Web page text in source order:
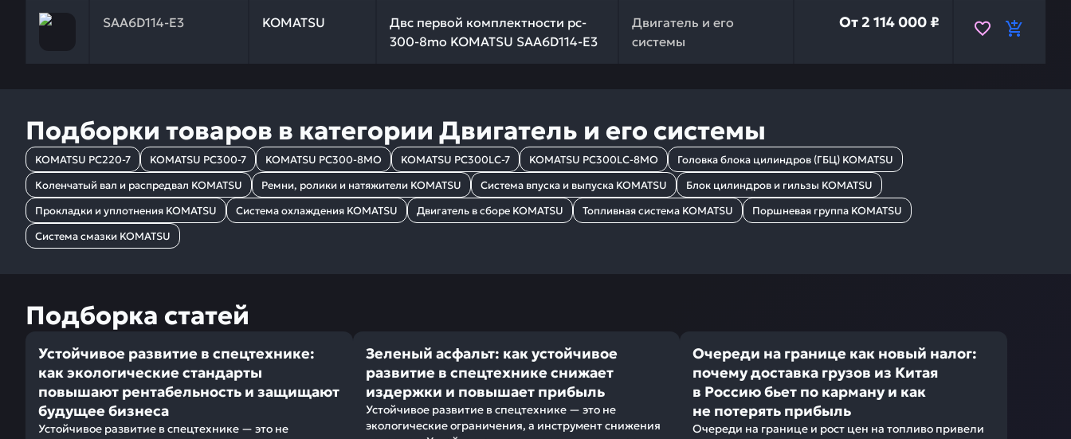
SAA6D114-E3 KOMATSU
Двс первой комплектности pc-
300-8mo KOMATSU SAA6D114-E3
Двигатель и его
системы
Заказывая запчасти у нас, вы получаете гарантию качества и профессиональный подбор. Двс первой комплектности pc-300-8mo KOMATSU SAA6D114-E3 —
От2 114 000 ₽
Подборки товаров в категории Двигатель и его системы
KOMATSU PC220-7 KOMATSU PC300-7 KOMATSU PC300-8MO KOMATSU PC300LC-7 KOMATSU PC300LC-8MO
Головка блока цилиндров (ГБЦ) KOMATSU
Коленчатый вал и распредвал KOMATSU
Ремни, ролики и натяжители KOMATSU Система впуска и выпуска KOMATSU
Блок цилиндров и гильзы KOMATSU
Прокладки и уплотнения KOMATSU
Система охлаждения KOMATSU Двигатель в сборе KOMATSU Топливная система KOMATSU
Поршневая группа KOMATSU
Система смазки KOMATSU
Подборка статей
Устойчивое развитие в спецтехнике:
как экологические стандарты
повышают рентабельность и защищают
будущее бизнеса
Устойчивое развитие в спецтехнике — это не
Зеленый асфальт: как устойчивое
развитие в спецтехнике снижает
издержки и повышает прибыль
Устойчивое развитие в спецтехнике — это не
экологические ограничения, а инструмент снижения
Очереди на границе как новый налог:
почему доставка грузов из Китая
в Россию бьет по карману и как
не потерять прибыль
Очереди на границе и рост цен на топливо привели